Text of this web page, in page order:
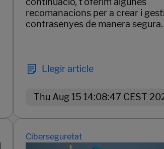
recomanacions per a crear i
contrasenyes de manera segura.
Llegir article
Thu Aug 15 14:08:47 CEST
Ciberseguretat